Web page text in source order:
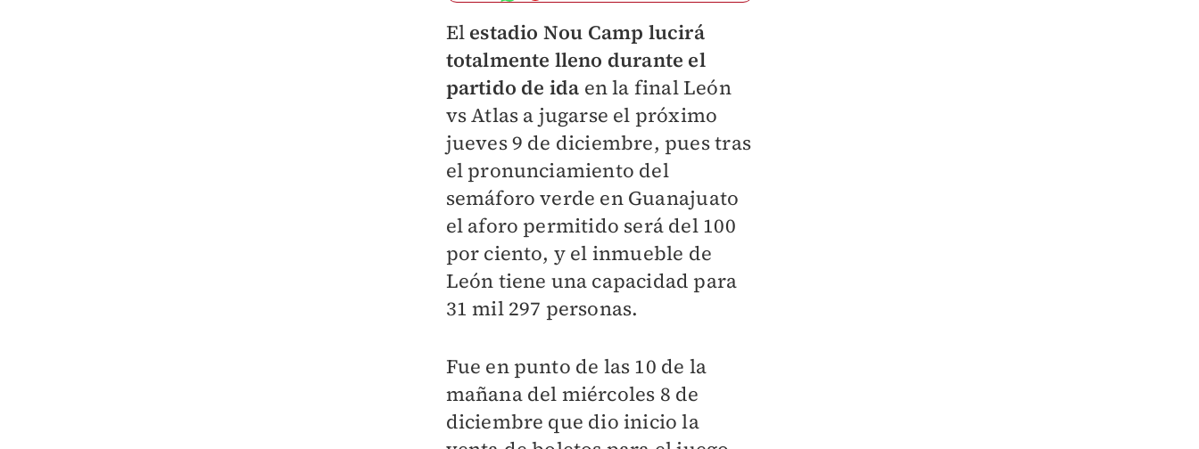
El estadio Nou Camp lucirá
totalmente lleno durante el
partido de ida en la final León
vs Atlas a jugarse el próximo
jueves 9 de diciembre, pues tras
el pronunciamiento del
semáforo verde en Guanajuato
el aforo permitido será del 100
por ciento, y el inmueble de
León tiene una capacidad para
31 mil 297 personas.
Fue en punto de las 10 de la
mañana del miércoles 8 de
diciembre que dio inicio la